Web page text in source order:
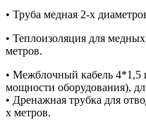
• Труба медная 2-х
• Теплоизоляция для
метров.
• Межблочный кабель 4*1,5
мощности оборудования),
• Дренажная трубка для
х метров.